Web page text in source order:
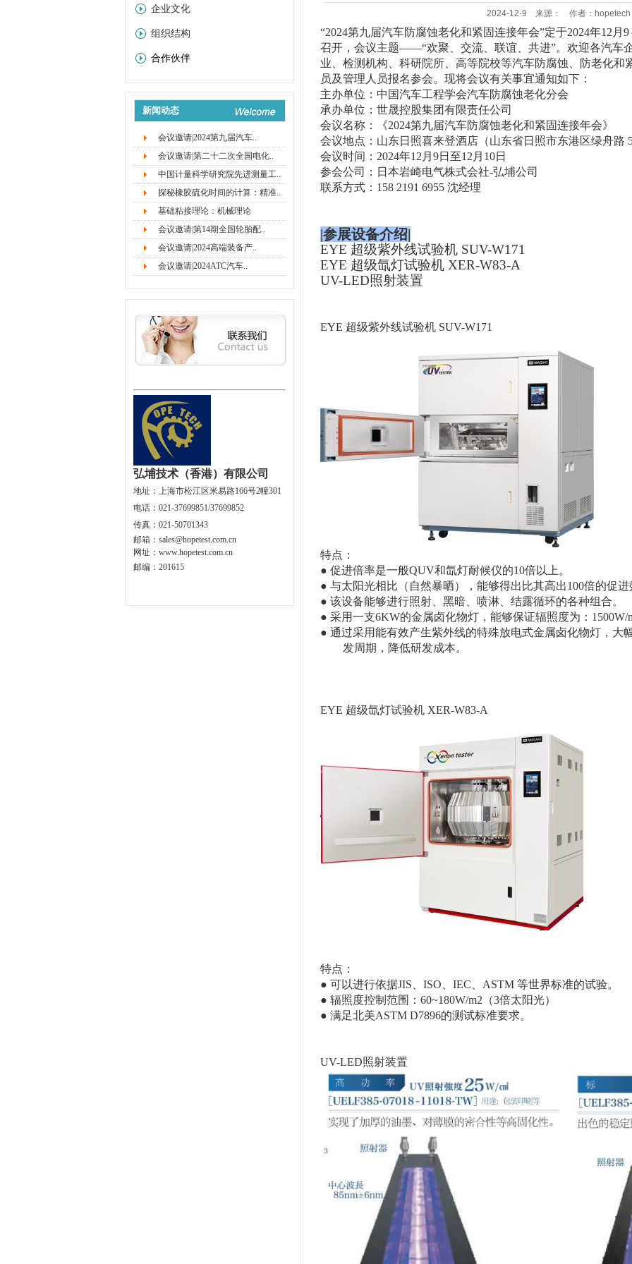
企业文化
组织结构
合作伙伴
新闻动态
会议邀请|2024第九届汽车..
会议邀请|第二十二次全国电化..
中国计量科学研究院先进测量工..
探秘橡胶硫化时间的计算：精准..
基础粘接理论：机械理论
会议邀请|第14期全国轮胎配..
会议邀请|2024高端装备产..
会议邀请|2024ATC汽车..
弘埔技术（香港）有限公司
地址： 上海市松江区米易路166号2幢301
电话：021-37699851/37699852
传真：021-50701343
邮箱： sales@hopetest.com.cn
网址 ： www.hopetest.com.cn
邮编：201615
2024-12-9 来源： 作者：hopetech
“2024第九届汽车防腐蚀老化和紧固连接年会”定于2024年12月
召开， 会议主题——“欢聚、交流、联谊、共进”。欢迎各汽车
业、检测机构、科研院所、高等院校等汽车防腐蚀、防老化和
员及管理人员报名参会。现将会议有关事宜通知如下：
主办单位：中国汽车工程学会汽车防腐蚀老化分会
承办单位：世晟控股集团有限责任公司
会议名称：《2024第九届汽车防腐蚀老化和紧固连接年会》
会议地点： 山东日照喜来登酒店 （山东省日照市东港区绿舟路
会议时间： 2024年12 月 9日至12 月 10日
参会公司： 日本岩崎电气株式会社-弘埔公司
联系方式： 158 2191 6955 沈经理
|参展设备介绍|
EYE 超级紫外线试验机 SUV-W171
EYE 超级氙灯试验机 XER-W83-A
UV-LED照射装置
EYE 超级紫外线试验机 SUV-W171
特点：
● 促进倍率是一般QUV和氙灯耐候仪的10倍以上。
● 与太阳光相比（自然暴晒），能够得出比其高出100倍的促进
● 该设备能够进行照射、黑暗、喷淋、结露循环的各种组合。
● 采用一支6KW的金属卤化物灯，能够保证辐照度为：1500W/
● 通过采用能有效产生紫外线的特殊放电式金属卤化物灯，大
发周期，降低研发成本。
EYE 超级氙灯试验机 XER-W83-A
特点：
● 可以进行依据JIS、ISO、IEC、ASTM 等世界标准的试验。
● 辐照度控制范围：60~180W/m2（3倍太阳光）
● 满足北美ASTM D7896的测试标准要求。
UV-LED照射装置